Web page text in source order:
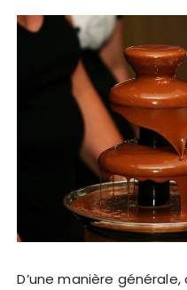
D’une manière